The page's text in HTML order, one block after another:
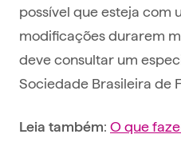
possível que esteja com
modificações durarem
deve consultar um
Sociedade Brasileira de
Leia também: O que